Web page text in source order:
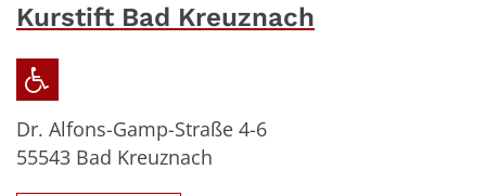
Kurstift Bad Kreuznach
Dr. Alfons-Gamp-Straße 4-6
55543 Bad Kreuznach